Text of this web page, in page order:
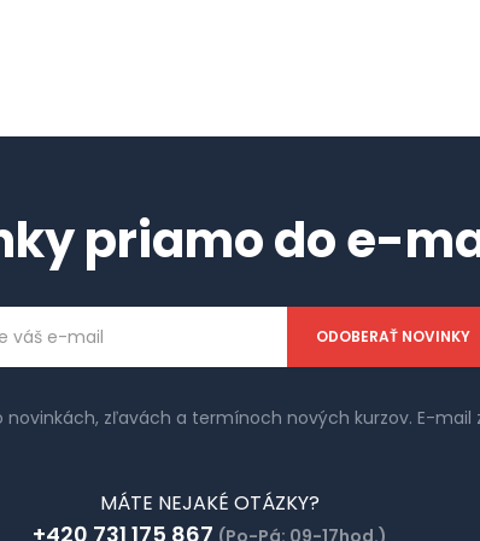
priamo do e-
zľavách a termínoch nových kurzov. E-
MÁTE NEJAKÉ OTÁZKY?
+420 731 175 867 (Po-Pá: 09-17hod.)